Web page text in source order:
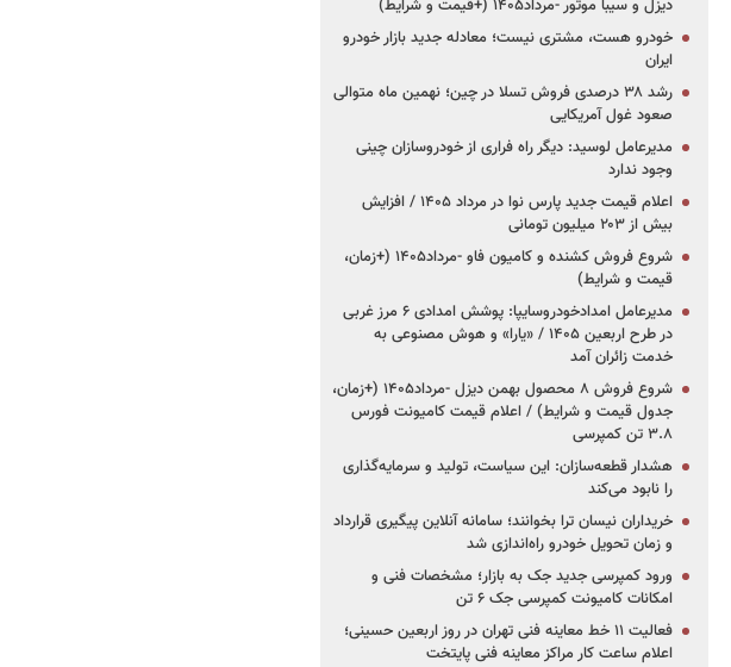
دیزل و سیبا موتور -مرداد۱۴۰۵ (+قیمت و شرایط)
خودرو هست، مشتری نیست؛ معادله جدید بازار خودرو
ایران
رشد ۳۸ درصدی فروش تسلا در چین؛ نهمین ماه متوالی
صعود غول آمریکایی
مدیرعامل لوسید: دیگر راه فراری از خودروسازان چینی
وجود ندارد
اعلام قیمت جدید پارس نوا در مرداد ۱۴۰۵ / افزایش
بیش از ۲۰۳ میلیون تومانی
شروع فروش کشنده و کامیون فاو -مرداد۱۴۰۵ (+زمان،
قیمت و شرایط)
مدیرعامل امدادخودروسایپا: پوشش امدادی ۶ مرز غربی
در طرح اربعین ۱۴۰۵ / «یارا» و هوش مصنوعی به
خدمت زائران آمد
شروع فروش ۸ محصول بهمن دیزل -مرداد۱۴۰۵ (+زمان،
جدول قیمت و شرایط) / اعلام قیمت کامیونت فورس
۳.۸ تن کمپرسی
هشدار قطعه‌سازان: این سیاست، تولید و سرمایه‌گذاری
را نابود می‌کند
خریداران نیسان ترا بخوانند؛ سامانه آنلاین پیگیری قرارداد
و زمان تحویل خودرو راه‌اندازی شد
ورود کمپرسی جدید جک به بازار؛ مشخصات فنی و
امکانات کامیونت کمپرسی جک ۶ تن
فعالیت ۱۱ خط معاینه فنی تهران در روز اربعین حسینی؛
اعلام ساعت کار مراکز معاینه فنی پایتخت